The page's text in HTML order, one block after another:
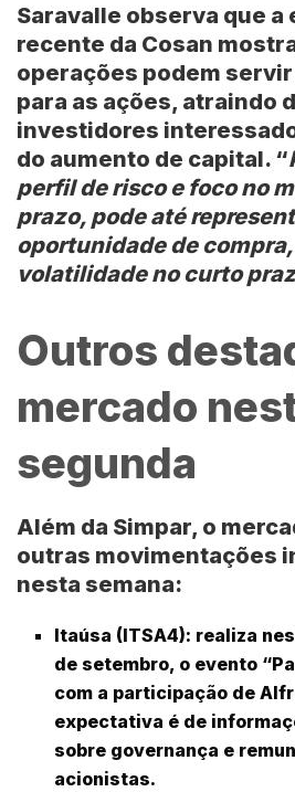
Saravalle observa que
recente da Cosan
operações podem
para as ações, atraindo
investidores
do aumento de capital. “
perfil de risco e foco no
prazo, pode até
oportunidade de
volatilidade no curto
Outros
mercado
segunda
Além da Simpar, o
outras movimentações
nesta semana:
Itaúsa (ITSA4): realiza
de setembro, o evento “
com a participação de
expectativa é de
sobre governança e
acionistas.